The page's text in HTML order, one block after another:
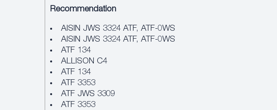
Recommendation
AISIN JWS 3324 ATF, ATF‐0WS
AISIN JWS 3324 ATF, ATF‐0WS
ATF 134
ALLISON C4
ATF 134
ATF 3353
ATF JWS 3309
ATF 3353